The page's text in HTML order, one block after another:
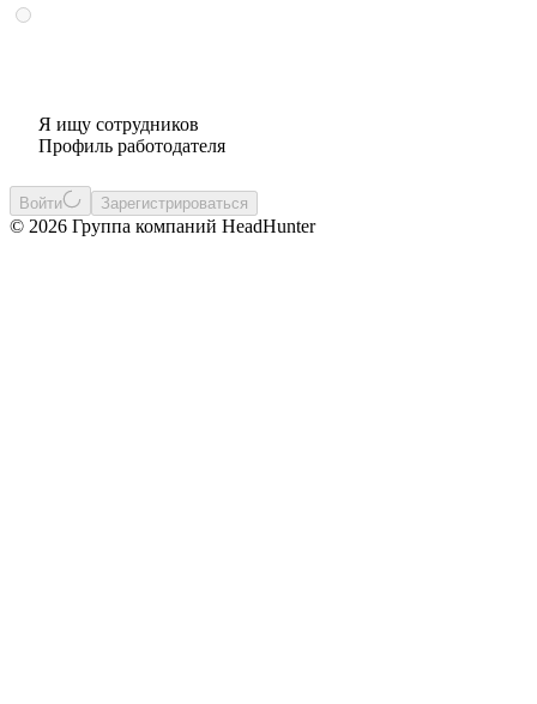
Я ищу сотрудников
Профиль работодателя
Войти Зарегистрироваться
© 2026 Группа компаний HeadHunter